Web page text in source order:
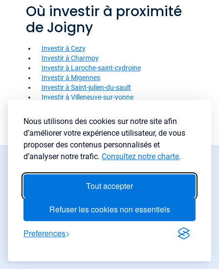
Nous utilisons des cookies sur notre site afin
d’améliorer votre expérience utilisateur, de vous
proposer des contenus personnalisés et
d’analyser notre trafic. Consultez notre charte.
Tout accepter
Refuser les cookies non essentiels
Preferences
Où investir à proximité
de Joigny
Investir à Cezy
Investir à Charmoy
Investir à Laroche-saint-cydroine
Investir à Migennes
Investir à Saint-julien-du-sault
Investir à Villeneuve-sur-yonne
Lybox, votre allié pour
tous vos projets
rentabilités